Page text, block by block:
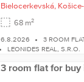
Bielocerkevská,
68 m2
6.8.2026
3 ROOM
LEONIDES REAL, S.R.O.
3 room flat for buy